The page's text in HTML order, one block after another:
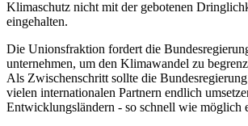
Klimaschutz nicht mit der gebotenen
eingehalten.
Die Unionsfraktion fordert die
unternehmen, um den Klimawandel zu
Als Zwischenschritt sollte die
vielen internationalen Partnern endlich
Entwicklungsländern - so schnell wie möglich